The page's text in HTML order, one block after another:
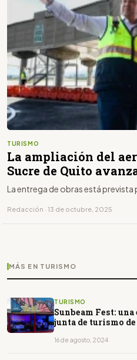
TURISMO
La ampliación del
Sucre de Quito
La entrega de obras está prevista
Redacción · 13 de octubre, 2025
MÁS EN TURISMO
TURISMO
Sunbeam Fest:
junta de turismo
16 de agosto, 2024